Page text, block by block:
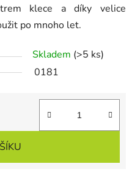
klece a díky velice
po mnoho let.
Skladem (>5 ks)
0181